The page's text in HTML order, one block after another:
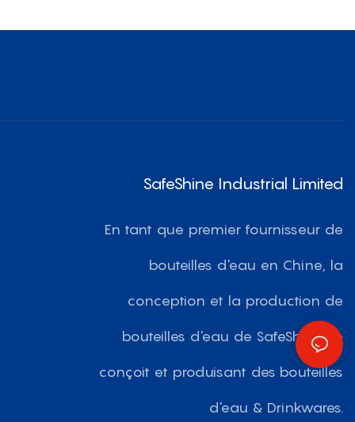
SafeShine Industrial Limited
En tant que premier fournisseur de
bouteilles d'eau en Chine, la
conception et la production de
bouteilles d'eau de SafeShine se
conçoit et produisant des bouteilles
d'eau & Drinkwares.